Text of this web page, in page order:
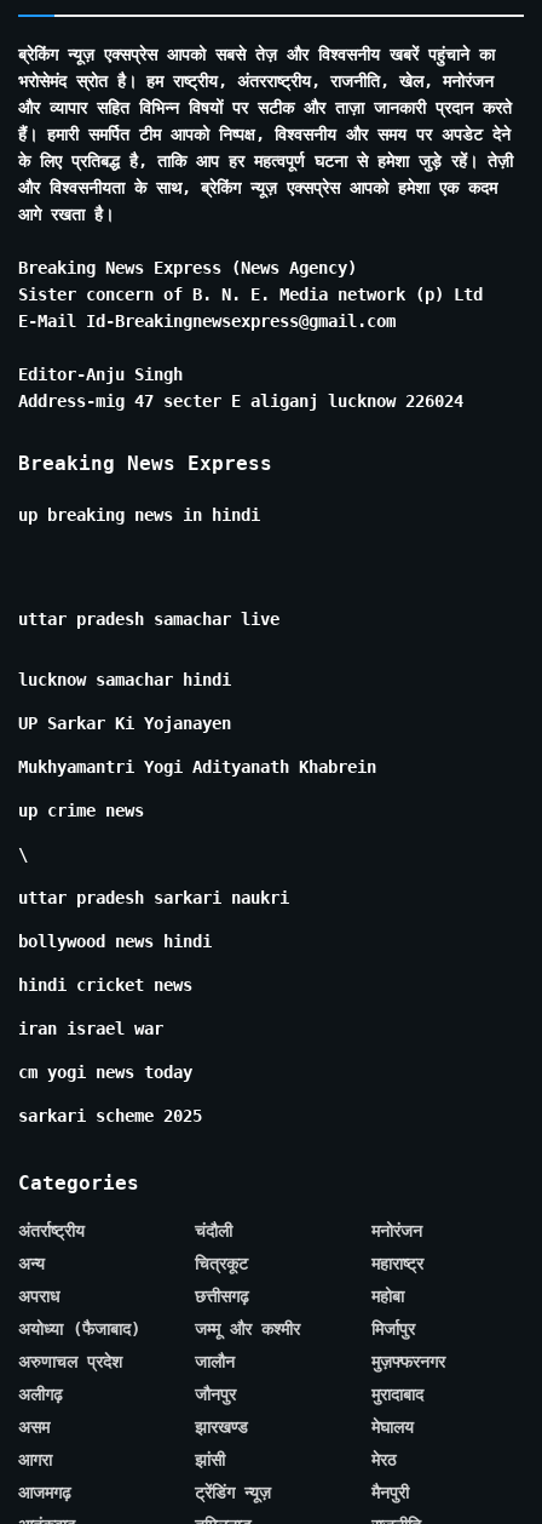
ब्रेकिंग न्यूज़ एक्सप्रेस आपको सबसे तेज़ और विश्वसनीय खबरें पहुंचाने का
भरोसेमंद स्रोत है। हम राष्ट्रीय, अंतरराष्ट्रीय, राजनीति, खेल, मनोरंजन
और व्यापार सहित विभिन्न विषयों पर सटीक और ताज़ा जानकारी प्रदान करते
हैं। हमारी समर्पित टीम आपको निष्पक्ष, विश्वसनीय और समय पर अपडेट देने
के लिए प्रतिबद्ध है, ताकि आप हर महत्वपूर्ण घटना से हमेशा जुड़े रहें। तेज़ी
और विश्वसनीयता के साथ, ब्रेकिंग न्यूज़ एक्सप्रेस आपको हमेशा एक कदम
आगे रखता है।
Breaking News Express (News Agency)
Sister concern of B. N. E. Media network (p) Ltd
E-Mail Id-Breakingnewsexpress@gmail.com
Editor-Anju Singh
Address-mig 47 secter E aliganj lucknow 226024
Breaking News Express
up breaking news in hindi
uttar pradesh samachar live
lucknow samachar hindi
UP Sarkar Ki Yojanayen
Mukhyamantri Yogi Adityanath Khabrein
up crime news
\
uttar pradesh sarkari naukri
bollywood news hindi
hindi cricket news
iran israel war
cm yogi news today
sarkari scheme 2025
Categories
अंतर्राष्ट्रीय
अन्य
अपराध
अयोध्या (फैजाबाद)
अरुणाचल प्रदेश
अलीगढ़
असम
आगरा
आजमगढ़
चंदौली
चित्रकूट
छत्तीसगढ़
जम्मू और कश्मीर
जालौन
जौनपुर
झारखण्ड
झांसी
ट्रेंडिंग न्यूज़
मनोरंजन
महाराष्ट्र
महोबा
मिर्जापुर
मुज़फ्फरनगर
मुरादाबाद
मेघालय
मेरठ
मैनपुरी